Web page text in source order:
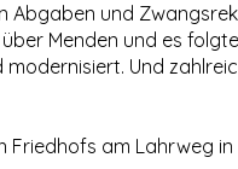
Abgaben und
Menden und es
Und
am Lahrweg